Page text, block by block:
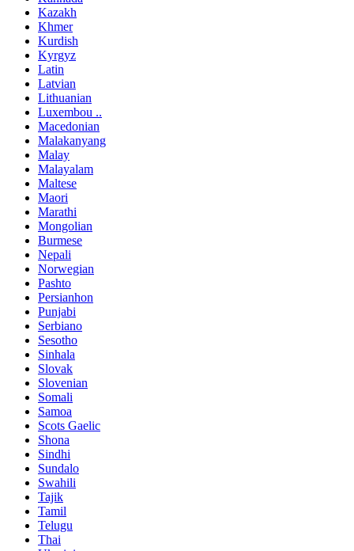
Kazakh
Khmer
Kurdish
Kyrgyz
Latin
Latvian
Lithuanian
Luxembou ..
Macedonian
Malakanyang
Malay
Malayalam
Maltese
Maori
Marathi
Mongolian
Burmese
Nepali
Norwegian
Pashto
Persianhon
Punjabi
Serbiano
Sesotho
Sinhala
Slovak
Slovenian
Somali
Samoa
Scots Gaelic
Shona
Sindhi
Sundalo
Swahili
Tajik
Tamil
Telugu
Thai